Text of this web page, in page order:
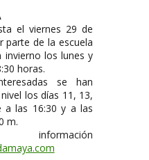
el viernes 29 de
parte de la escuela
invierno los lunes y
horas.
se han
los días 11, 13,
a las 16:30 y a las
m.